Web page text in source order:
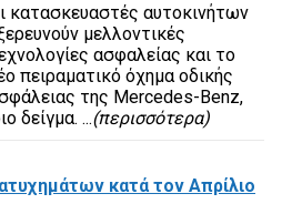
κατασκευαστές αυτοκινήτων
μελλοντικές
ασφαλείας και το
πειραματικό όχημα οδικής
της Mercedes-Benz,
δείγμα. ...(περισσότερα)
κατά τον Απρίλιο